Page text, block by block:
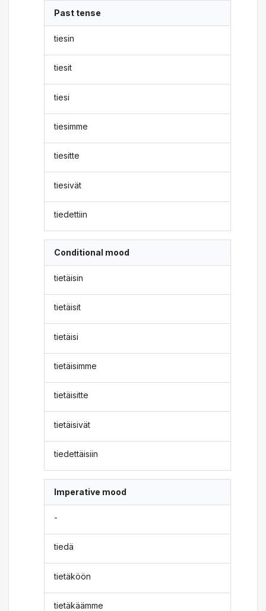
Past tense
tiesin
tiesit
tiesi
tiesimme
tiesitte
tiesivät
tiedettiin
Conditional mood
tietäisin
tietäisit
tietäisi
tietäisimme
tietäisitte
tietäisivät
tiedettäisiin
Imperative mood
-
tiedä
tietäköön
tietäkäämme